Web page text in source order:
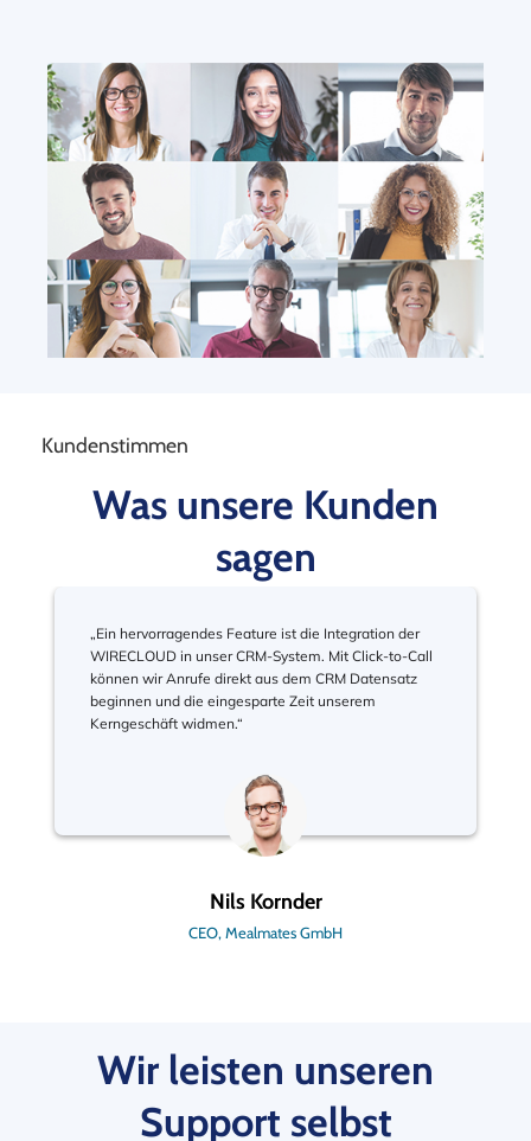
Kundenstimmen
Was unsere Kunden
sagen
Nils Kornder
CEO, Mealmates GmbH
„Ein hervorragendes Feature ist die Integration der
WIRECLOUD in unser CRM-System. Mit Click-to-Call
können wir Anrufe direkt aus dem CRM Datensatz
beginnen und die eingesparte Zeit unserem
Kerngeschäft widmen.“
Wir leisten unseren
Support selbst